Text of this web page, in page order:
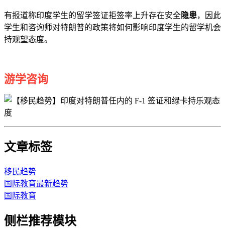
有报道称印度学生的留学签证拒签率上升存在安全隐患，因此
学生和咨询师对特朗普的政策将如何影响印度学生的留学机会
持观望态度。
游学咨询
文章标签
移民趋势
国际教育最新趋势
国际教育
侧栏推荐模块